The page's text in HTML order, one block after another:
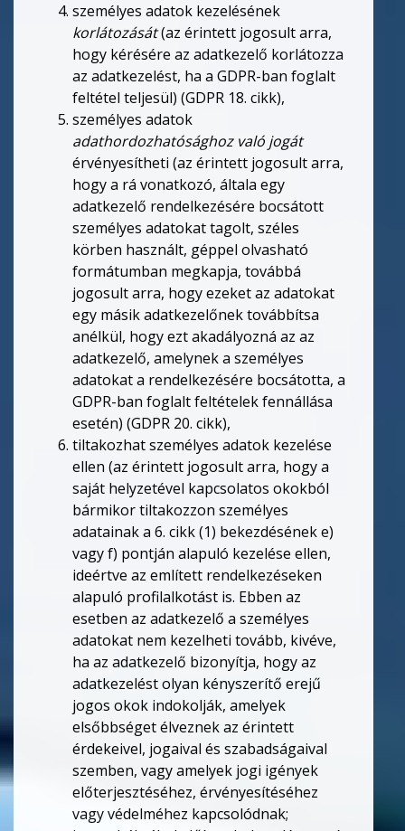
személyes adatok kezelésének
korlátozását(az érintett jogosult arra,
hogy kérésére az adatkezelő korlátozza
az adatkezelést, ha a GDPR-ban foglalt
feltétel teljesül) (GDPR 18. cikk),
személyes adatok
adathordozhatósághoz való jogát
érvényesítheti (az érintett jogosult arra,
hogy a rá vonatkozó, általa egy
adatkezelő rendelkezésére bocsátott
személyes adatokat tagolt, széles
körben használt, géppel olvasható
formátumban megkapja, továbbá
jogosult arra, hogy ezeket az adatokat
egy másik adatkezelőnek továbbítsa
anélkül, hogy ezt akadályozná az az
adatkezelő, amelynek a személyes
adatokat a rendelkezésére bocsátotta, a
GDPR-ban foglalt feltételek fennállása
esetén) (GDPR 20. cikk),
tiltakozhat személyes adatok kezelése
ellen (az érintett jogosult arra, hogy a
saját helyzetével kapcsolatos okokból
bármikor tiltakozzon személyes
adatainak a 6. cikk (1) bekezdésének e)
vagy f) pontján alapuló kezelése ellen,
ideértve az említett rendelkezéseken
alapuló profilalkotást is. Ebben az
esetben az adatkezelő a személyes
adatokat nem kezelheti tovább, kivéve,
ha az adatkezelő bizonyítja, hogy az
adatkezelést olyan kényszerítő erejű
jogos okok indokolják, amelyek
elsőbbséget élveznek az érintett
érdekeivel, jogaival és szabadságaival
szemben, vagy amelyek jogi igények
előterjesztéséhez, érvényesítéséhez
vagy védelméhez kapcsolódnak;